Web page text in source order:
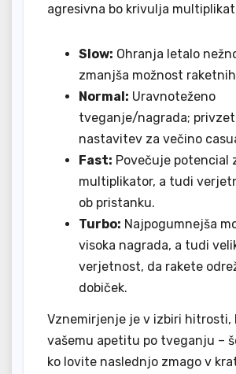
agresivna bo krivulja
Slow: Ohranja letalo
zmanjša možnost
Normal: Uravnoteženo
tveganje/nagrada;
nastavitev za večino
Fast: Povečuje potencial
multiplikator, a tudi
ob pristanku.
Turbo: Najpogumnejša
visoka nagrada, a tudi
verjetnost, da rakete
dobiček.
Vznemirjenje je v izbiri hitrosti,
vašemu apetitu po tveganju –
ko lovite naslednjo zmago v